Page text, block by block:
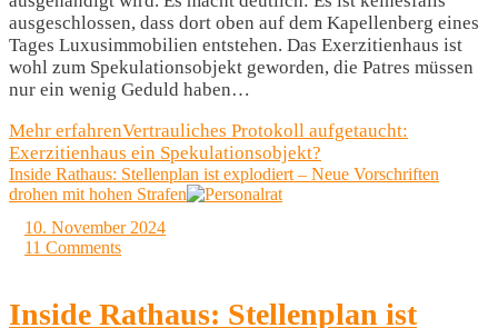
ausgeschlossen, dass dort oben auf dem Kapellenberg eines
Tages Luxusimmobilien entstehen. Das Exerzitienhaus ist
wohl zum Spekulationsobjekt geworden, die Patres müssen
nur ein wenig Geduld haben…
Mehr erfahrenVertrauliches Protokoll aufgetaucht:
Exerzitienhaus ein Spe­ku­la­ti­ons­ob­jekt?
Inside Rathaus: Stellenplan ist explodiert – Neue Vorschriften
drohen mit hohen Strafen
10. November 2024
11 Comments
Inside Rathaus: Stellenplan ist